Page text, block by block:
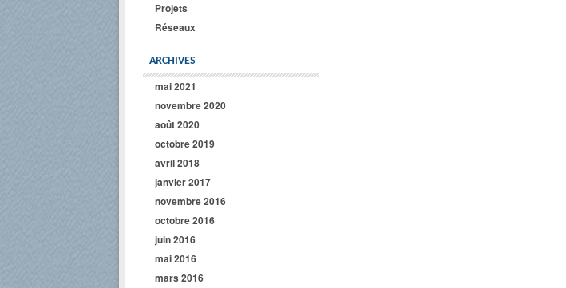
Projets
Réseaux
ARCHIVES
mai 2021
novembre 2020
août 2020
octobre 2019
avril 2018
janvier 2017
novembre 2016
octobre 2016
juin 2016
mai 2016
mars 2016